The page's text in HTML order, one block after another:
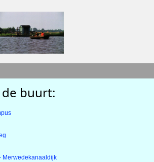
buurt:
Merwedekanaaldijk